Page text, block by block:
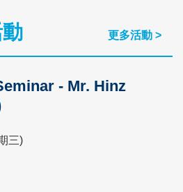
更多活動 >
- Mr. Hinz
三)